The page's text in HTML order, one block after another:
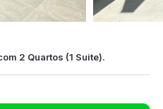
2 Quartos (1 Suite).